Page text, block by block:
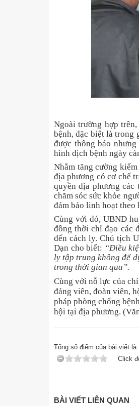
Ngoài trường hợp
bệnh, đặc biệt là trong
được thông báo
hình dịch bệnh ngày
Nhằm tăng cường
địa phương có cơ chế
quyền địa phương
chăm sóc sức khỏe
đảm bảo linh hoạt theo
Cùng với đó, UBND
đồng thời chỉ đạo các
đến cách ly. Chủ tịch
Dạn cho biết: “Điều
ly tập trung không để
trong thời gian qua”.
Cùng với nỗ lực của
đảng viên, đoàn viên,
pháp phòng chống
hội tại địa phương.
Tổng số điểm của bài viết là:
Click
BÀI VIẾT LIÊN QUAN